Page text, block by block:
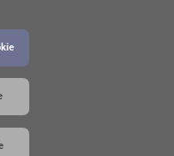
č. 106/1999